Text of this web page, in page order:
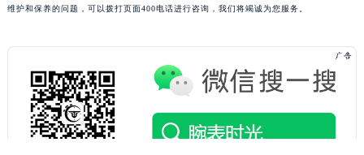
维护和保养的问题，可以拨打页面400电话进行咨询，我们将竭诚为您服务。